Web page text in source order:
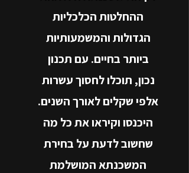
ההחלטות הכלכליות
הגדולות והמשמעותיות
ביותר בחיים. עם תכנון
נכון, תוכלו לחסוך עשרות
אלפי שקלים לאורך השנים.
היכנסו וקיראו את כל מה
שחשוב לדעת על בחירת
המשכנתא המושלמת